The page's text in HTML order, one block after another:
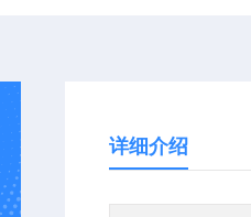
详细介绍